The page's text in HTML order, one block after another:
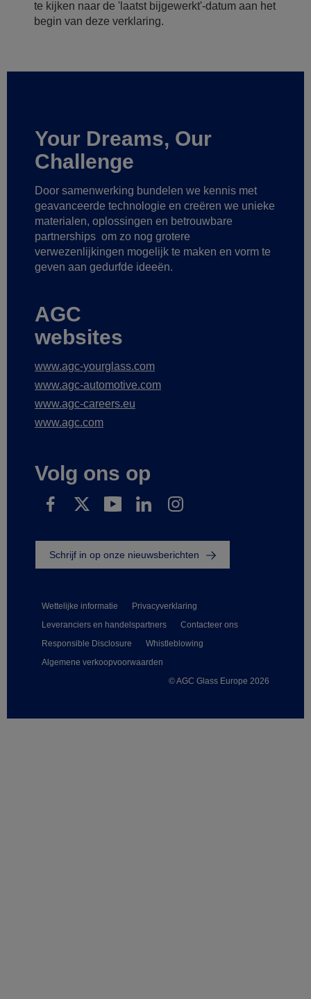
te kijken naar de 'laatst bijgewerkt'-datum aan het
begin van deze verklaring.
Your Dreams, Our
Challenge
Door samenwerking bundelen we kennis met
geavanceerde technologie en creëren we unieke
materialen, oplossingen en betrouwbare
partnerships om zo nog grotere
verwezenlijkingen mogelijk te maken en vorm te
geven aan gedurfde ideeën.
AGC
websites
www.agc-yourglass.com
www.agc-automotive.com
www.agc-careers.eu
www.agc.com
Volg ons op
© AGC Glass Europe 2026
Wettelijke informatie
Privacyverklaring
Leveranciers en handelspartners
Contacteer ons
Responsible Disclosure
Whistleblowing
Algemene verkoopvoorwaarden
Schrijf in op onze nieuwsberichten